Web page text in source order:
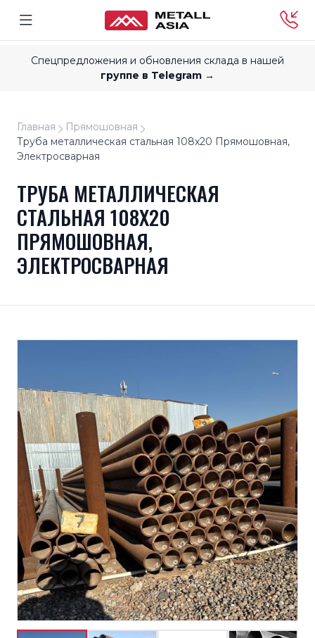
Спецпредложения и обновления склада в нашей
группе в Telegram →
Главная
Прямошовная
Труба металлическая стальная 108x20 Прямошовная,
Электросварная
ТРУБА МЕТАЛЛИЧЕСКАЯ
СТАЛЬНАЯ 108X20
ПРЯМОШОВНАЯ,
ЭЛЕКТРОСВАРНАЯ